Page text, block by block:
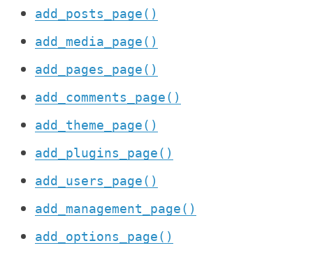
add_posts_page()
add_media_page()
add_pages_page()
add_comments_page()
add_theme_page()
add_plugins_page()
add_users_page()
add_management_page()
add_options_page()